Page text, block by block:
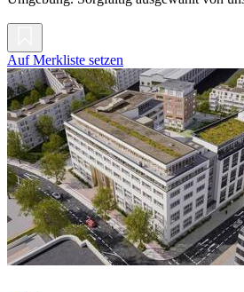
Auf Merkliste setzen